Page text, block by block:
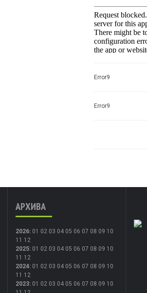
Error9
Error9
АРХИВА
2026: 01 02 03 04 05 06 07 08 09 10
11 12
2025: 01 02 03 04 05 06 07 08 09 10
11 12
2024: 01 02 03 04 05 06 07 08 09 10
11 12
2023: 01 02 03 04 05 06 07 08 09 10